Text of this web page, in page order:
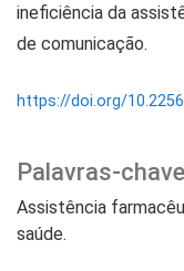
Palavras-chave
Assistência
saúde.
ineficiência da
de comunicação.
https://doi.org/